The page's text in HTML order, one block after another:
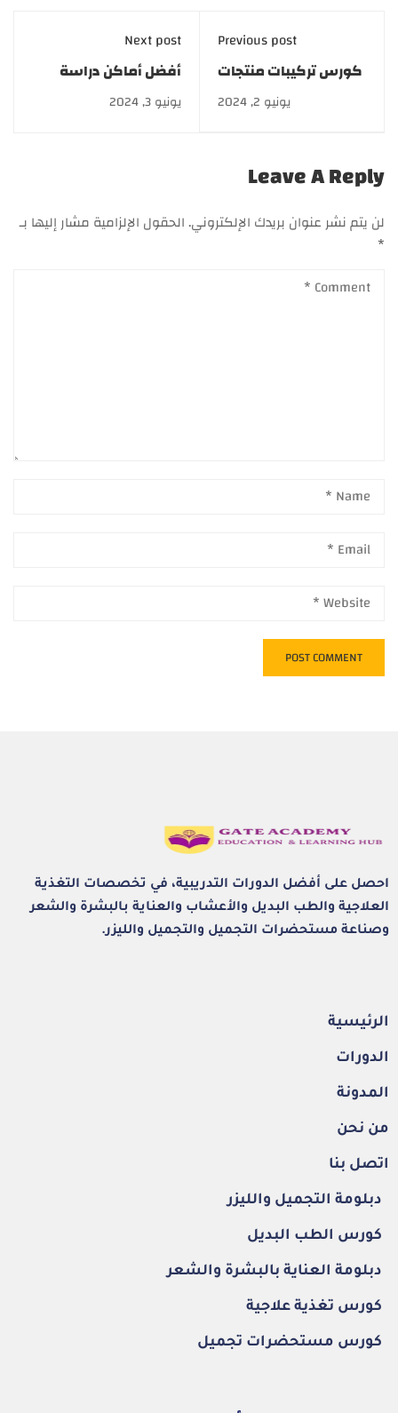
Previous post
كورس تركيبات منتجات
العناية بالبشرة 2024
يونيو 2, 2024
Next post
أفضل أماكن دراسة
التجميل النسوي 2026
يونيو 3, 2024
Leave A Reply
لن يتم نشر عنوان بريدك الإلكتروني.الحقول الإلزامية مشار إليها بـ
*
احصل على أفضل الدورات التدريبية، في تخصصات التغذية
العلاجية والطب البديل والأعشاب والعناية بالبشرة والشعر
وصناعة مستحضرات التجميل والتجميل والليزر.
الرئيسية
الدورات
المدونة
من نحن
اتصل بنا
دبلومة التجميل والليزر
كورس الطب البديل
دبلومة العناية بالبشرة والشعر
كورس تغذية علاجية
كورس مستحضرات تجميل